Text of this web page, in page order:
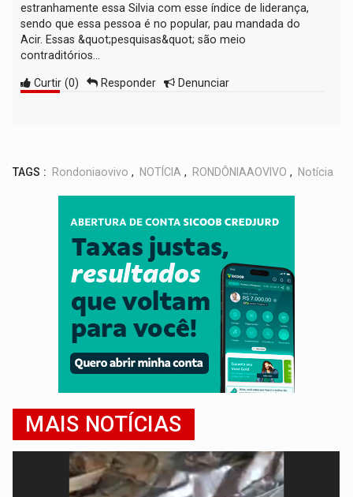
estranhamente essa Silvia com esse índice de liderança,
sendo que essa pessoa é no popular, pau mandada do
Acir. Essas &quot;pesquisas&quot; são meio
contraditórios...
Curtir (0) Responder Denunciar
TAGS : Rondoniaovivo , NOTÍCIA , RONDÔNIAAOVIVO , Notícia
MAIS NOTÍCIAS